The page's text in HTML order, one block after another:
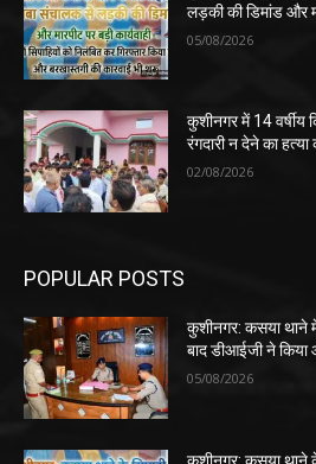
लड़की की डिमांड और
05/08/2026
कुशीनगर में 14 वर्षीय
रंगदारी न देने का
02/08/2026
POPULAR POSTS
कुशीनगर: कसया थाने में
बाद डीआईजी ने किया
05/08/2026
कुशीनगर: कसया थाने